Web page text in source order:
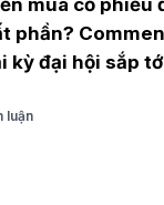
mua cổ phiếu
phần?
kỳ đại hội sắp
luận